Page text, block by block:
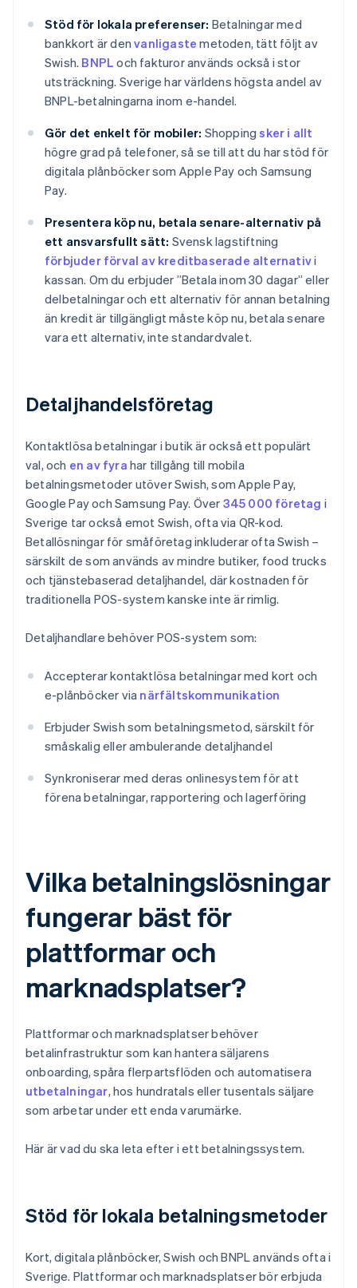
Stöd för lokala preferenser: Betalningar med
bankkort är denvanligaste metoden, tätt följt av
Swish. BNPL och fakturor används också i stor
utsträckning. Sverige har världens högsta andel av
BNPL-betalningarna inom e-handel.
Gör det enkelt för mobiler: Shoppingsker i allt
högre grad på telefoner, så se till att du har stöd för
digitala plånböcker som Apple Pay och Samsung
Pay.
Presentera köp nu, betala senare-alternativ på
ett ansvarsfullt sätt: Svensk lagstiftning
förbjuder förval av kreditbaserade alternativi
kassan. Om du erbjuder ”Betala inom 30 dagar” eller
delbetalningar och ett alternativ för annan betalning
än kredit är tillgängligt måste köp nu, betala senare
vara ett alternativ, inte standardvalet.
Detaljhandelsföretag
Kontaktlösa betalningar i butik är också ett populärt
val, och en av fyra har tillgång till mobila
betalningsmetoder utöver Swish, som Apple Pay,
Google Pay och Samsung Pay. Över 345 000 företag i
Sverige tar också emot Swish, ofta via QR-kod.
Betallösningar för småföretag inkluderar ofta Swish –
särskilt de som används av mindre butiker, food trucks
och tjänstebaserad detaljhandel, där kostnaden för
traditionella POS-system kanske inte är rimlig.
Detaljhandlare behöver POS-system som:
Accepterar kontaktlösa betalningar med kort och
e-plånböcker via närfältskommunikation
Erbjuder Swish som betalningsmetod, särskilt för
småskalig eller ambulerande detaljhandel
Synkroniserar med deras onlinesystem för att
förena betalningar, rapportering och lagerföring
Vilka betalningslösningar
fungerar bäst för
plattformar och
marknadsplatser?
Plattformar och marknadsplatser behöver
betalinfrastruktur som kan hantera säljarens
onboarding, spåra flerpartsflöden och automatisera
utbetalningar, hos hundratals eller tusentals säljare
som arbetar under ett enda varumärke.
Här är vad du ska leta efter i ett betalningssystem.
Stöd för lokala betalningsmetoder
Kort, digitala plånböcker, Swish och BNPL används ofta i
Sverige. Plattformar och marknadsplatser bör erbjuda